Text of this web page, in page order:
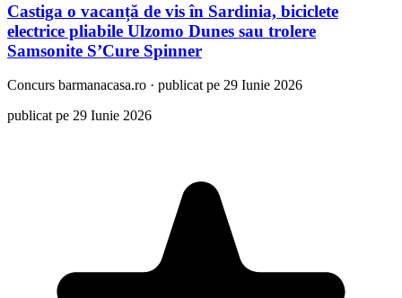
Castiga o vacanță de vis în Sardinia, biciclete
electrice pliabile Ulzomo Dunes sau trolere
Samsonite S’Cure Spinner
Concurs barmanacasa.ro · publicat pe 29 Iunie 2026
publicat pe 29 Iunie 2026